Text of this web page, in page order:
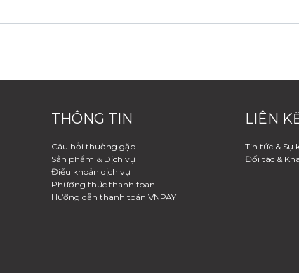
THÔNG TIN
Câu hỏi thường gặp
Sản phẩm & Dịch vụ
Điều khoản dịch vụ
Phương thức thanh toán
Hướng dẫn thanh toán VNPAY
LIÊN
Tin tức & Sự
Đối tác &